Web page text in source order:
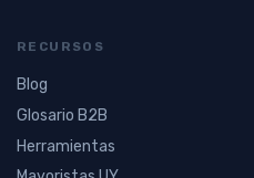
RECURSOS
Blog
Glosario B2B
Herramientas